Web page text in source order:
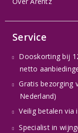
Service
Dooskorting bij
netto
Gratis bezorging
Nederland)
Veilig betalen via
Specialist in